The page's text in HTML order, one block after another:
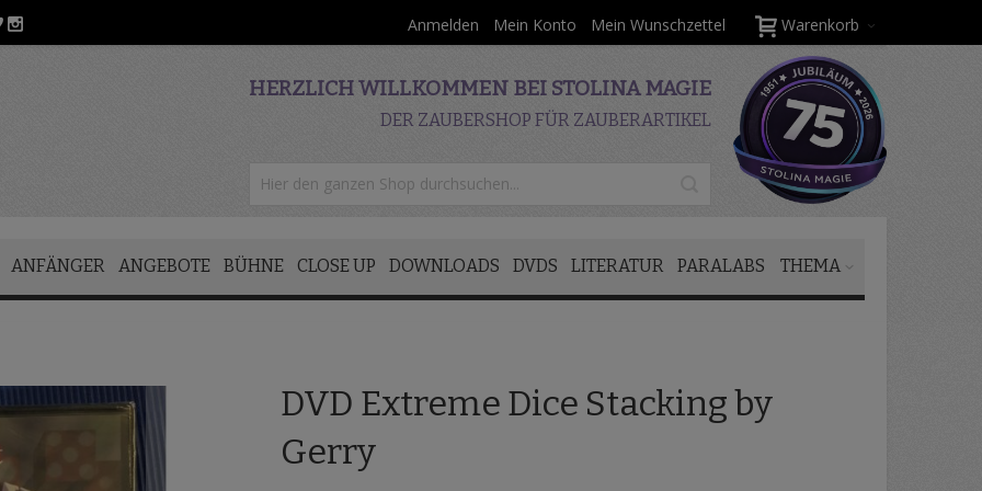
Warenkorb
Anmelden Mein Konto Mein Wunschzettel
HERZLICH WILLKOMMEN BEI STOLINA MAGIE
DER ZAUBERSHOP FÜR ZAUBERARTIKEL
ANFÄNGER ANGEBOTE BÜHNE CLOSE UP DOWNLOADS DVDS LITERATUR PARALABS THEMA
DVD Extreme Dice Stacking by
Gerry